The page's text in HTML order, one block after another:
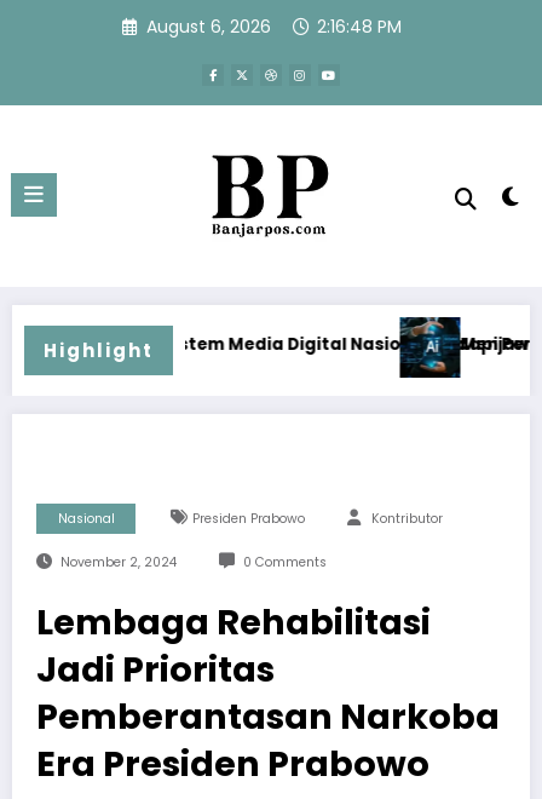
August 6, 2026 2:16:49 PM
Highlight
Media Digital Nasional Hadapi Perang Algoritma AI
Menjawab Perang Algoritma AI
Nasional Presiden Prabowo Kontributor
November 2, 2024 0 Comments
Lembaga Rehabilitasi
Jadi Prioritas
Pemberantasan Narkoba
Era Presiden Prabowo